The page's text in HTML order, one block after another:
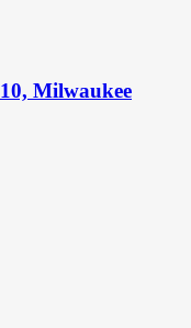
Milwaukee